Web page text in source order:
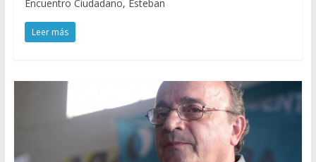
Encuentro Ciudadano, Esteban
Leer más